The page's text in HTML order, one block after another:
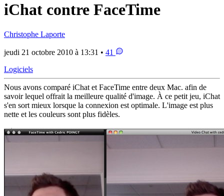
iChat contre FaceTime
Christophe Laporte
jeudi 21 octobre 2010 à 13:31 • 41
Logiciels
Nous avons comparé iChat et FaceTime entre deux Mac. afin de
savoir lequel offrait la meilleure qualité d'image. À ce petit jeu, iChat
s'en sort mieux lorsque la connexion est optimale. L'image est plus
nette et les couleurs sont plus fidèles.